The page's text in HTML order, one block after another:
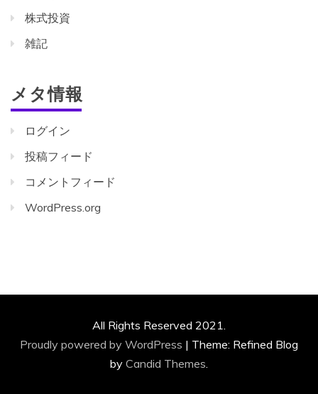
株式投資
雑記
メタ情報
ログイン
投稿フィード
コメントフィード
WordPress.org
All Rights Reserved 2021.
Proudly powered by WordPress | Theme: Refined Blog
by Candid Themes.